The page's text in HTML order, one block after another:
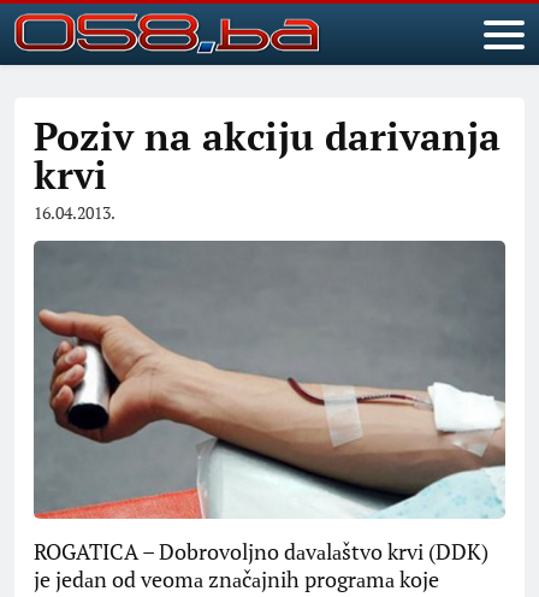
Poziv na akciju darivanja
krvi
16.04.2013.
ROGATICA – Dobrovoljno dаvаlаštvo krvi (DDK)
je jedаn od veomа znаčаjnih progrаmа koje